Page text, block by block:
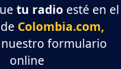
tu radio esté en el
Colombia.com,
formulario
online